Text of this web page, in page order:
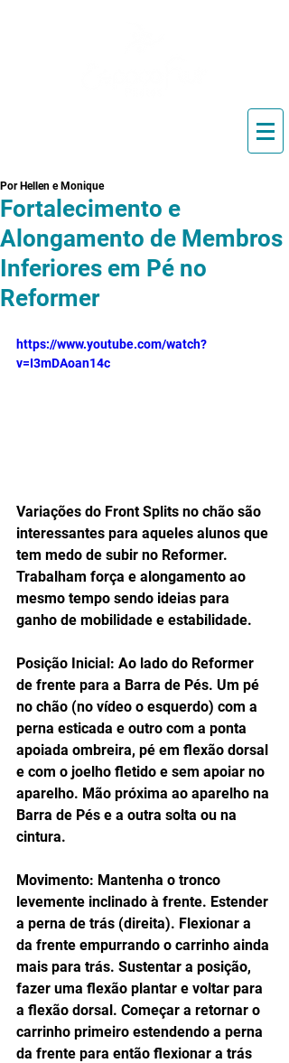
Fortalecimento e
Alongamento de Membros
Inferiores em Pé no
Reformer
Por Hellen e Monique
https://www.youtube.com/watch?
v=I3mDAoan14c
Variações do Front Splits no chão são
interessantes para aqueles alunos que
tem medo de subir no Reformer.
Trabalham força e alongamento ao
mesmo tempo sendo ideias para
ganho de mobilidade e estabilidade.
Posição Inicial: Ao lado do Reformer
de frente para a Barra de Pés. Um pé
no chão (no vídeo o esquerdo) com a
perna esticada e outro com a ponta
apoiada ombreira, pé em flexão dorsal
e com o joelho fletido e sem apoiar no
aparelho. Mão próxima ao aparelho na
Barra de Pés e a outra solta ou na
cintura.
Movimento: Mantenha o tronco
levemente inclinado à frente. Estender
a perna de trás (direita). Flexionar a
da frente empurrando o carrinho ainda
mais para trás. Sustentar a posição,
fazer uma flexão plantar e voltar para
a flexão dorsal. Começar a retornar o
carrinho primeiro estendendo a perna
da frente para então flexionar a trás